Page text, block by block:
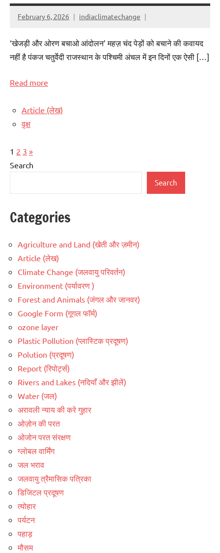
February 6, 2026 indiaclimatechange
‘खेजड़ी और ओरण बचाओ आंदोलन’ महज़ चंद पेड़ों को बचाने की कवायद
नहीं है पंकज चतुर्वेदी राजस्थान के पश्चिमी अंचल में इन दिनों एक ऐसी […]
Read more
Article (लेख)
वृक्ष
Posts
pagination
1 2 3 Next
Posts
»
Search
Search
Categories
Agriculture and Land (खेती और ज़मीन)
Article (लेख)
Climate Change (जलवायु परिवर्तन)
Environment (पर्यावरण )
Forest and Animals (जंगल और जानवर)
Google Form (गूगल फॉर्म)
ozone layer
Plastic Pollution (प्लास्टिक प्रदूषण)
Polution (प्रदूषण)
Report (रिपोर्ट्स)
Rivers and Lakes (नदियाँ और झीलें)
Water (जल)
अरावली न्याय की करे गुहार
ओज़ोन की परत
ओजोन परत संरक्षण
ग्लोबल वार्मिंग
जल भराव
जलवायु त्रैमासिक पत्रिका
डिजिटल प्रदूषण
त्योहार
पर्यटन
पहाड़
मौसम